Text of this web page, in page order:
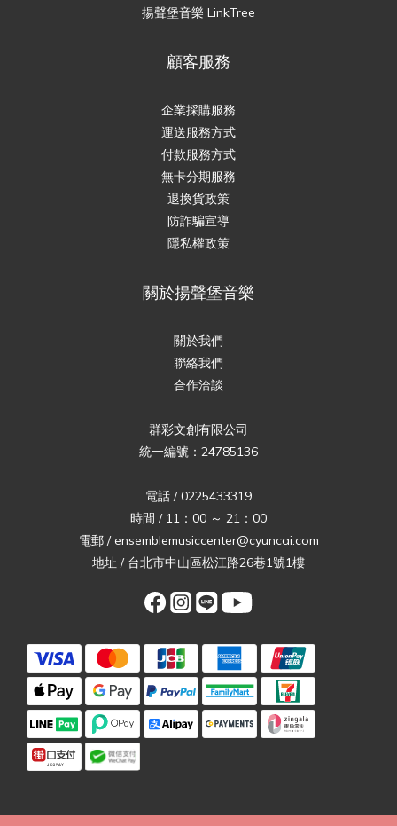
揚聲堡音樂 LinkTree
顧客服務
企業採購服務
運送服務方式
付款服務方式
無卡分期服務
退換貨政策
防詐騙宣導
隱私權政策
關於揚聲堡音樂
關於我們
聯絡我們
合作洽談
群彩文創有限公司
統一編號：24785136
電話 / 0225433319
時間 / 11：00 ～ 21：00
電郵 / ensemblemusiccenter@cyuncai.com
地址 / 台北市中山區松江路26巷1號1樓